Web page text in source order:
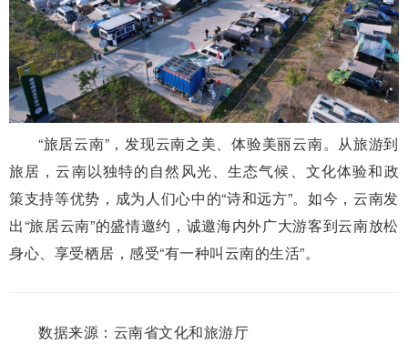
“旅居云南”，发现云南之美、体验美丽云南。从旅游到
旅居，云南以独特的自然风光、生态气候、文化体验和政
策支持等优势，成为人们心中的“诗和远方”。如今，云南发
出“旅居云南”的盛情邀约，诚邀海内外广大游客到云南放松
身心、享受栖居，感受“有一种叫云南的生活”。
数据来源：云南省文化和旅游厅